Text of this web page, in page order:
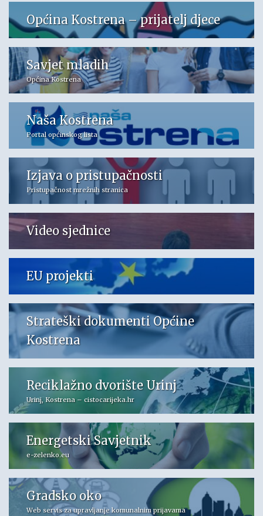
Općina Kostrena – prijatelj djece
Savjet mladih
Općina Kostrena
Naša Kostrena
Portal općinskog lista
Izjava o pristupačnosti
Pristupačnost mrežnih stranica
Video sjednice
EU projekti
Strateški dokumenti Općine
Kostrena
Reciklažno dvorište Urinj
Urinj, Kostrena – cistocarijeka.hr
Energetski Savjetnik
e-zelenko.eu
Gradsko oko
Web servis za upravljanje komunalnim prijavama